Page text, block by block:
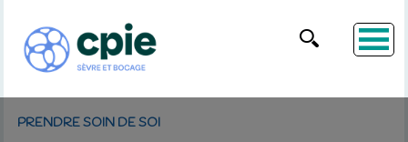
PRENDRE SOIN DE SOI